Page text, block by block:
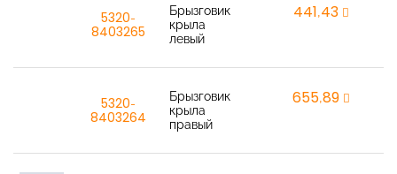
5320-
8403265
Брызговик
крыла
левый
441,43
5320-
8403264
Брызговик
крыла
правый
655,89